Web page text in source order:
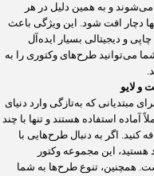
و به همین دلیل در هر
دچار افت شود. این ویژگی باعث
و دیجیتالی بسیار ایده‌آل
می‌توانید طرح‌های وکتوری را به
و لایو
مبتدیانی که به‌تازگی وارد دنیای
استفاده هستند و تنها با چند
کنید. اگر به دنبال طرح‌هایی با
هستید، این مجموعه وکتور
همچنین، تنوع طرح‌ها به شما